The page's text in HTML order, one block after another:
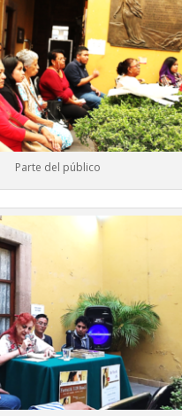
Parte del público